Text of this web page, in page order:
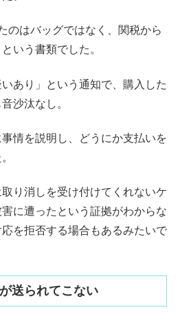
のはバッグではなく、関税から
いう書類でした。
あり」という通知で、購入した
沙汰なし。
情を説明し、どうにか支払いを
り消しを受け付けてくれないケ
に遭ったという証拠がわからな
を拒否する場合もあるみたいで
送られてこない